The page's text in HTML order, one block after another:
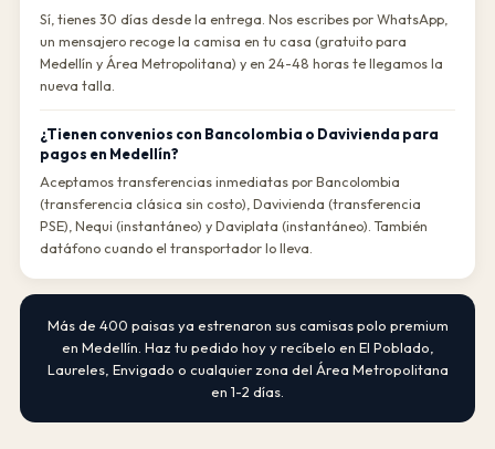
Sí, tienes 30 días desde la entrega. Nos escribes por WhatsApp,
un mensajero recoge la camisa en tu casa (gratuito para
Medellín y Área Metropolitana) y en 24-48 horas te llegamos la
nueva talla.
¿Tienen convenios con Bancolombia o Davivienda para
pagos en Medellín?
Aceptamos transferencias inmediatas por Bancolombia
(transferencia clásica sin costo), Davivienda (transferencia
PSE), Nequi (instantáneo) y Daviplata (instantáneo). También
datáfono cuando el transportador lo lleva.
Más de 400 paisas ya estrenaron sus camisas polo premium
en Medellín. Haz tu pedido hoy y recíbelo en El Poblado,
Laureles, Envigado o cualquier zona del Área Metropolitana
en 1-2 días.